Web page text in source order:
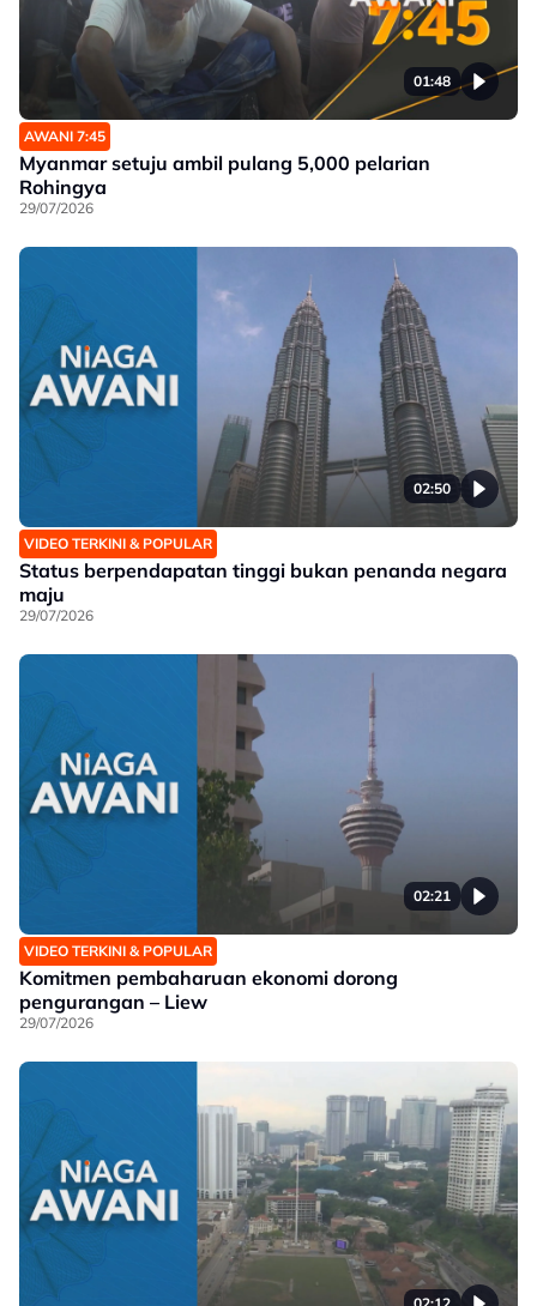
01:48
AWANI 7:45
Myanmar setuju ambil pulang 5,000 pelarian
Rohingya
29/07/2026
02:50
VIDEO TERKINI & POPULAR
Status berpendapatan tinggi bukan penanda negara
maju
29/07/2026
02:21
VIDEO TERKINI & POPULAR
Komitmen pembaharuan ekonomi dorong
pengurangan – Liew
29/07/2026